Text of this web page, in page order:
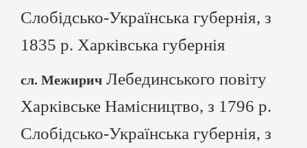
Слобідсько-Українська губернія, з
1835 р. Харківська губернія
сл. Межирич Лебединського повіту
Харківське Намісництво, з 1796 р.
Слобідсько-Українська губернія, з